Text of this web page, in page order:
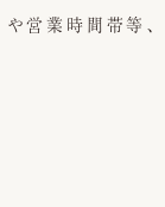
営業時間帯等、